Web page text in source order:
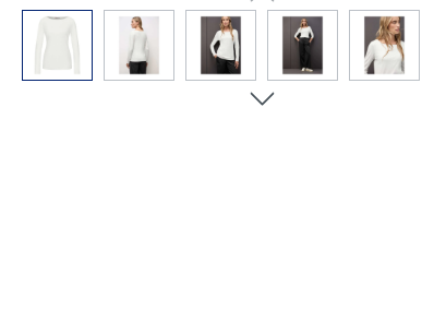
Bildergalerie überspringen